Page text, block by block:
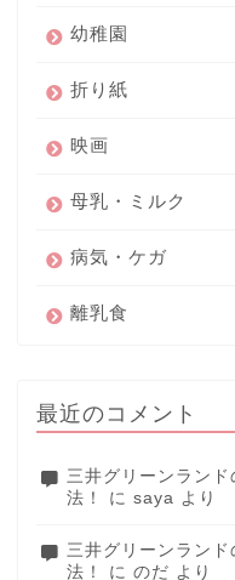
幼稚園
折り紙
映画
母乳・ミルク
病気・ケガ
離乳食
最近のコメント
三井グリーンラン
法！
に saya より
三井グリーンラン
法！
に のだ より